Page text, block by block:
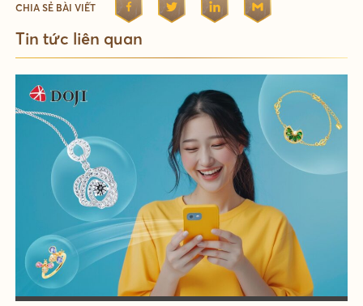
CHIA SẺ BÀI VIẾT
Tin tức liên quan